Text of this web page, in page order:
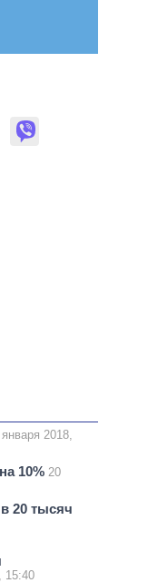
2018,
10% 20
20 тысяч
15:40